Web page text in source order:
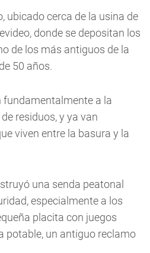
ubicado cerca de la usina de
donde se depositan los
de los más antiguos de la
50 años.
fundamentalmente a la
residuos, y ya van
viven entre la basura y la
una senda peatonal
especialmente a los
placita con juegos
potable, un antiguo reclamo